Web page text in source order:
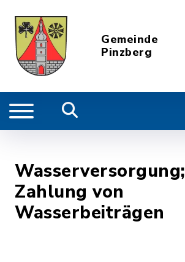
Gemeinde
Pinzberg
Wasserversorgung;
Zahlung von
Wasserbeiträgen